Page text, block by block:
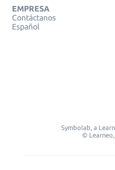
EMPRESA
Contáctanos
Español
Symbolab, a
© Learneo,